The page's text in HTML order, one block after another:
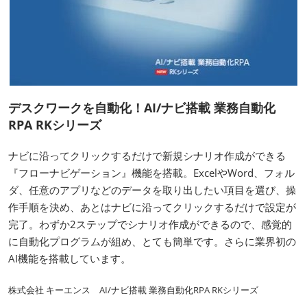
デスクワークを自動化！AI/ナビ搭載 業務自動化
RPA RKシリーズ
ナビに沿ってクリックするだけで新規シナリオ作成ができる
『フローナビゲーション』機能を搭載。ExcelやWord、フォル
ダ、任意のアプリなどのデータを取り出したい項目を選び、操
作手順を決め、あとはナビに沿ってクリックするだけで設定が
完了。わずか2ステップでシナリオ作成ができるので、感覚的
に自動化プログラムが組め、とても簡単です。さらに業界初の
AI機能を搭載しています。
株式会社 キーエンス AI/ナビ搭載 業務自動化RPA RKシリーズ